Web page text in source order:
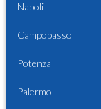
Napoli
Campobasso
Potenza
Palermo